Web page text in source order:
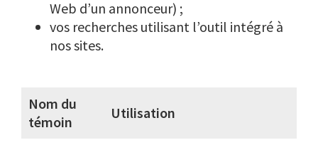
Web d’un annonceur) ;
vos recherches utilisant l’outil intégré à
nos sites.
Nom du
témoin
Utilisation